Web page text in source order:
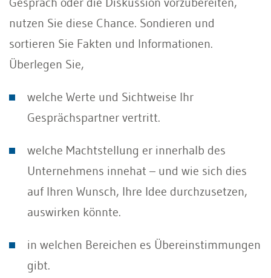
nutzen Sie diese Chance. Sondieren und
sortieren Sie Fakten und Informationen.
Überlegen Sie,
welche Werte und Sichtweise Ihr
Gesprächspartner vertritt.
welche Machtstellung er innerhalb des
Unternehmens innehat – und wie sich dies
auf Ihren Wunsch, Ihre Idee durchzusetzen,
auswirken könnte.
in welchen Bereichen es Übereinstimmungen
gibt.